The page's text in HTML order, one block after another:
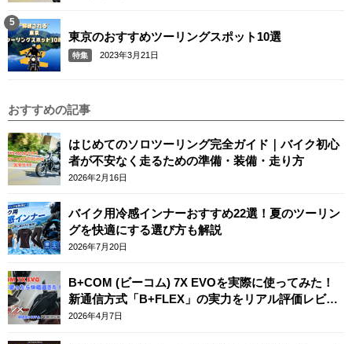
東京のおすすめツーリングスポット10選
特集 2023年3月21日
おすすめの記事
はじめてのソロツーリング完全ガイド｜バイク初心
者が不安なく走るための準備・装備・走り方
2026年2月16日
バイク用冷感インナーおすすめ22選！夏のツーリン
グを快適にする選び方も解説
2026年7月20日
B+COM (ビーコム) 7X EVOを実際に使ってみた！
新通信方式「B+FLEX」の実力をリアル評価レビュ
ー
2026年4月7日